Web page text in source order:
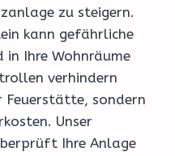
zu steigern.
kann gefährliche
in Ihre Wohnräume
verhindern
Feuerstätte, sondern
Unser
Ihre Anlage